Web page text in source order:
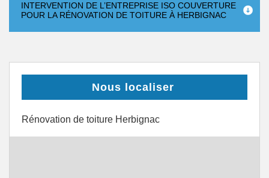
INTERVENTION DE L’ENTREPRISE ISO COUVERTURE
POUR LA RÉNOVATION DE TOITURE À HERBIGNAC
Nous localiser
Rénovation de toiture Herbignac